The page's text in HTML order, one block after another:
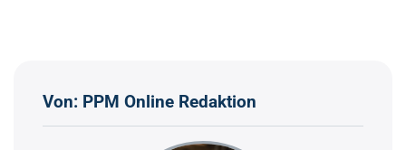
Von: PPM Online Redaktion